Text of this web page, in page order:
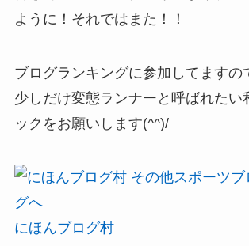
ように！それではまた！！
ブログランキングに参加してますの
少しだけ変態ランナーと呼ばれたい
ックをお願いします(^^)/
にほんブログ村